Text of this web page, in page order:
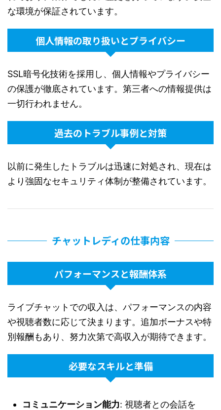
な環境が保証されています。
個人情報の取り扱いとプライバシー
SSL暗号化技術を採用し、個人情報やプライバシー
の保護が徹底されています。第三者への情報提供は
一切行われません。
過去のトラブル事例と対策
以前に発生したトラブルは迅速に対処され、現在は
より強固なセキュリティ体制が整備されています。
チャットレディの仕事内容
パフォーマンスと報酬体系
ライブチャットでの収入は、パフォーマンスの内容
や視聴者数に応じて決まります。追加ボーナスや特
別報酬もあり、努力次第で高収入が期待できます。
必要なスキルと準備
コミュニケーション能力: 視聴者との会話を